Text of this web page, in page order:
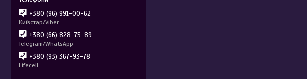
+380 (96) 991-00-62
Київстар/Viber
+380 (66) 828-75-89
Telegram/WhatsApp
+380 (93) 367-93-78
Lifecell